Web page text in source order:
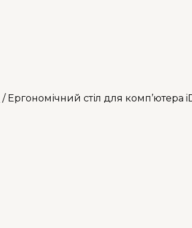
/ Ергономічний стіл для комп’ютера